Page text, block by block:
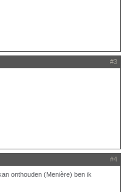
#3
#4
onthouden (Menière) ben ik